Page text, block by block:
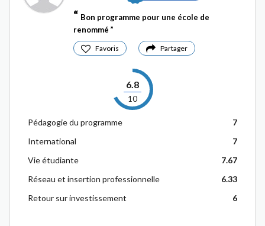
Bon programme pour une école de
renommé
Favoris Partager
6.8
10
Pédagogie du programme
7
International
7
Vie étudiante
7.67
Réseau et insertion professionnelle
6.33
Retour sur investissement
6